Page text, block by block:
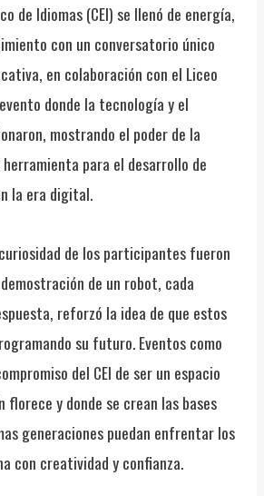
de Idiomas (CEI) se llenó de energía,
con un conversatorio único
en colaboración con el Liceo
donde la tecnología y el
mostrando el poder de la
para el desarrollo de
la era digital.
de los participantes fueron
de un robot, cada
reforzó la idea de que estos
su futuro. Eventos como
del CEI de ser un espacio
florece y donde se crean las bases
generaciones puedan enfrentar los
con creatividad y confianza.